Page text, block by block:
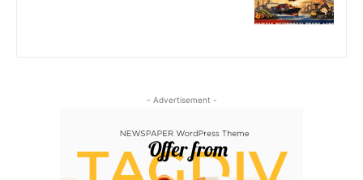
- Advertisement -